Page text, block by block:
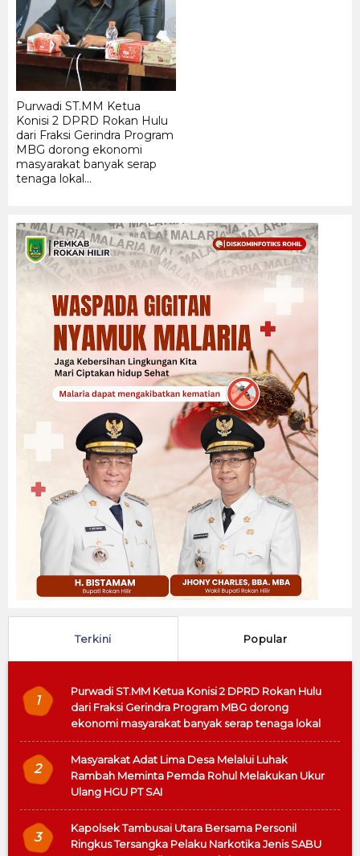
Purwadi ST.MM Ketua
Konisi 2 DPRD Rokan Hulu
dari Fraksi Gerindra Program
MBG dorong ekonomi
masyarakat banyak serap
tenaga lokal...
Terkini Popular
1
Purwadi ST.MM Ketua Konisi 2 DPRD Rokan Hulu
dari Fraksi Gerindra Program MBG dorong
ekonomi masyarakat banyak serap tenaga lokal
2
Masyarakat Adat Lima Desa Melalui Luhak
Rambah Meminta Pemda Rohul Melakukan Ukur
Ulang HGU PT SAI
3
Kapolsek Tambusai Utara Bersama Personil
Ringkus Tersangka Pelaku Narkotika Jenis SABU